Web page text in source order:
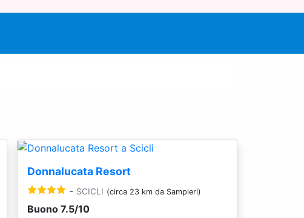
Donnalucata Resort
- SCICLI (circa 23 km da Sampieri)
Buono 7.5/10